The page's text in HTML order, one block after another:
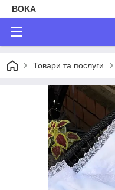
BOKA
Товари та послуги